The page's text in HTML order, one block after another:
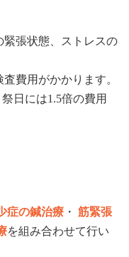
緊張状態、ストレスの
費用がかかります。
日には1.5倍の費用
症の鍼治療 ・ 筋緊張
を組み合わせて行い